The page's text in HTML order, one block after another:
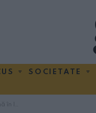
SOCIETATE
ajutorul